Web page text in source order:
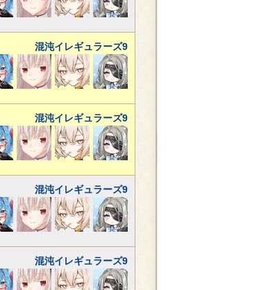
混沌イレギュラーズ9
混沌イレギュラーズ9
混沌イレギュラーズ9
混沌イレギュラーズ9